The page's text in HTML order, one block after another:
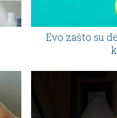
Evo zašto su